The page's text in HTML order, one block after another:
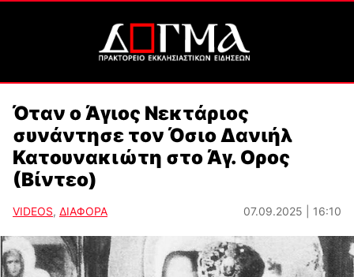
Όταν ο Άγιος Νεκτάριος
συνάντησε τον Όσιο Δανιήλ
Κατουνακιώτη στο Άγ. Ορος
(Βίντεο)
VIDEOS, ΔΙΑΦΟΡΑ 07.09.2025 | 16:10